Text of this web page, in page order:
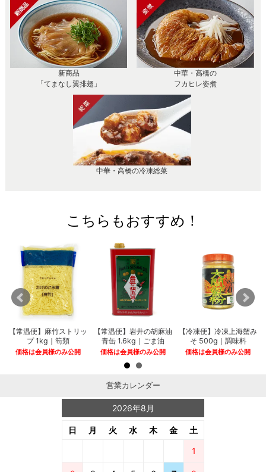
新商品
「てまなし翼排翅」
中華・高橋の
フカヒレ姿煮
中華・高橋の冷凍総菜
こちらもおすすめ！
【常温便】麻竹ストリッ
プ 1kg｜筍類
価格は会員様のみ公開
【常温便】岩井の胡麻油
青缶 1.6kg｜ごま油
価格は会員様のみ公開
【冷凍便】冷凍上海蟹み
そ 500g｜調味料
価格は会員様のみ公開
営業カレンダー
2026年8月
日 月 火 水 木 金 土
1